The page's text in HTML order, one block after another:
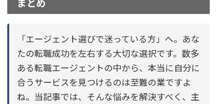
「エージェント選びで迷っている方」へ。あな
たの転職成功を左右する大切な選択です。数多
ある転職エージェントの中から、本当に自分に
合うサービスを見つけるのは至難の業ですよ
ね。当記事では、そんな悩みを解決すべく、主